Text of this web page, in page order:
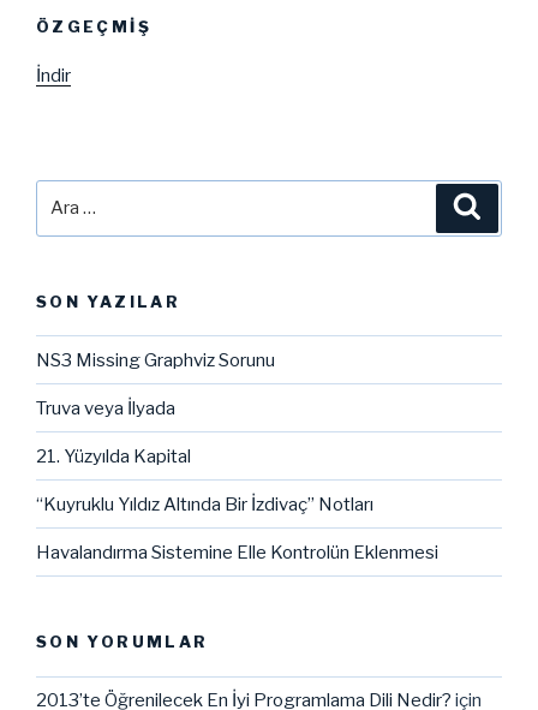
ÖZGEÇMIŞ
İndir
SON YAZILAR
NS3 Missing Graphviz Sorunu
Truva veya İlyada
21. Yüzyılda Kapital
“Kuyruklu Yıldız Altında Bir İzdivaç” Notları
Havalandırma Sistemine Elle Kontrolün Eklenmesi
SON YORUMLAR
2013’te Öğrenilecek En İyi Programlama Dili Nedir? için